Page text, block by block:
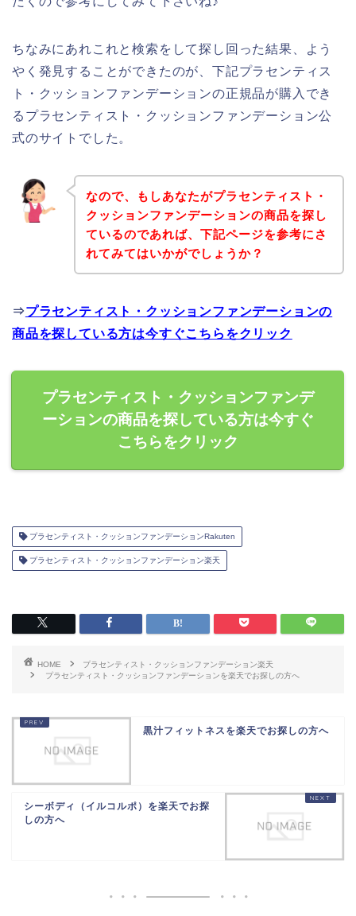
ちなみにあれこれと検索をして探し回った結果、よう
やく発見することができたのが、下記プラセンティス
ト・クッションファンデーションの正規品が購入でき
るプラセンティスト・クッションファンデーション公
式のサイトでした。
なので、もしあなたがプラセンティスト・
クッションファンデーションの商品を探し
ているのであれば、下記ページを参考にさ
れてみてはいかがでしょうか？
⇒プラセンティスト・クッションファンデーションの
商品を探している方は今すぐこちらをクリック
プラセンティスト・クッションファンデ
ーションの商品を探している方は今すぐ
こちらをクリック
プラセンティスト・クッションファンデーションRakuten
プラセンティスト・クッションファンデーション楽天
HOME
プラセンティスト・クッションファンデーション楽天
プラセンティスト・クッションファンデーションを楽天でお探しの方へ
黒汁フィットネスを楽天でお探しの方へ
シーボディ（イルコルポ）を楽天でお探
しの方へ